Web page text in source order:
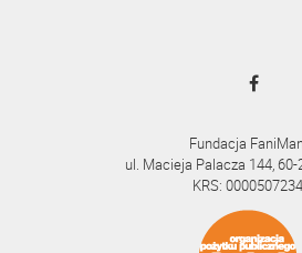
Fundacja
ul. Macieja Palacza 144,
KRS: 0000507234